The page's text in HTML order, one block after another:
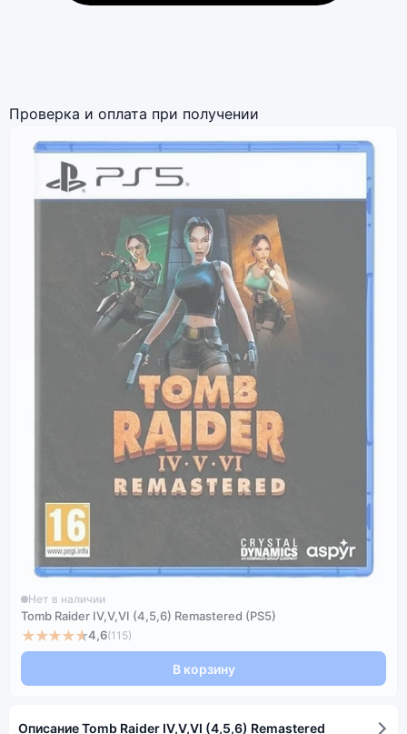
Проверка и оплата при получении
Нет в наличии
Tomb Raider IV,V,VI (4,5,6) Remastered (PS5)
★★★★★4,6(115)
В корзину
Описание Tomb Raider IV,V,VI (4,5,6) Remastered